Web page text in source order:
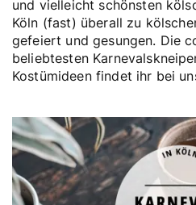
und vielleicht schönsten
Köln (fast) überall zu
gefeiert und gesungen. Die
beliebtesten
Kostümideen findet ihr bei